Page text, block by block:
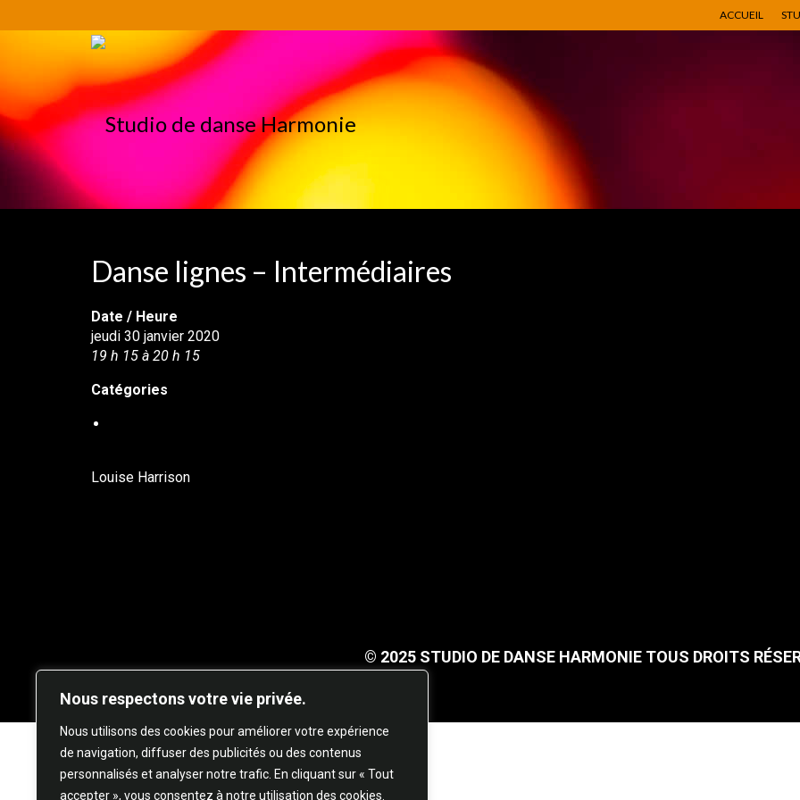
Nous respectons votre vie privée.
Nous utilisons des cookies pour améliorer votre expérience
de navigation, diffuser des publicités ou des contenus
personnalisés et analyser notre trafic. En cliquant sur « Tout
accepter », vous consentez à notre utilisation des cookies.
ACCUEIL
Danse lignes – Intermédiaires
Date / Heure
jeudi 30 janvier 2020
19 h 15 à 20 h 15
Catégories
Louise Harrison
© 2025 STUDIO DE DANSE HARMONIE TOUS DROITS